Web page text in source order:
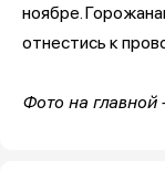
ноябре.
отнестись к
Фото на главной